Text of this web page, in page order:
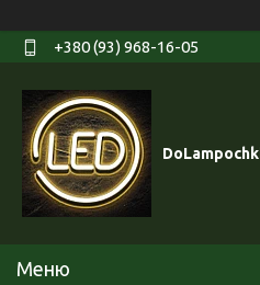
+380 (93) 968-16-05